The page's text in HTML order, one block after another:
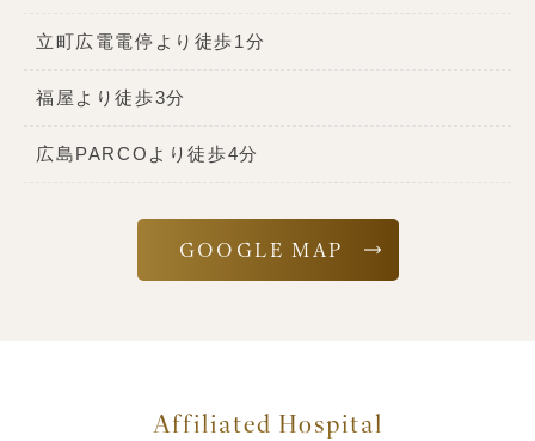
立町広電電停より徒歩1分
福屋より徒歩3分
広島PARCOより徒歩4分
GOOGLE MAP
Affiliated Hospital